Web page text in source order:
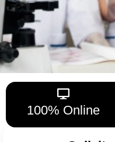
100% Online